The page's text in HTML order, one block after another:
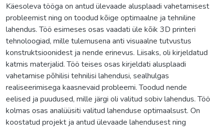
Käesoleva tööga on antud ülevaade alusplaadi vahetamisest
probleemist ning on toodud kõige optimaalne ja tehniline
lahendus. Töö esimeses osas vaadati üle kõik 3D printeri
tehnoloogiad, mille tulemusena anti visuaalne tutvustus
konstruktsioonidest ja nende erinevus. Liisaks, oli kirjeldatud
katmis materjalid. Töö teises osas kirjeldati alusplaadi
vahetamise põhilisi tehnilisi lahendusi, sealhulgas
realiseerimisega kaasnevaid probleemi. Toodud nende
eelised ja puudused, mille järgi oli valitud sobiv lahendus. Töö
kolmas osas analüüsiti valitud lahenduse optimaalsust. On
koostatud projekt ja antud ülevaade lahendusest ning